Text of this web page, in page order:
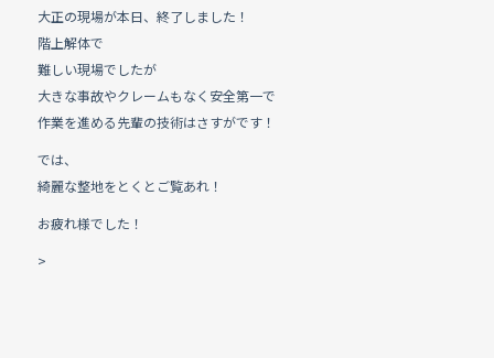
大正の現場が本日、終了しました！
階上解体で
難しい現場でしたが
大きな事故やクレームもなく安全第一で
作業を進める先輩の技術はさすがです！
では、
綺麗な整地をとくとご覧あれ！
お疲れ様でした！
>